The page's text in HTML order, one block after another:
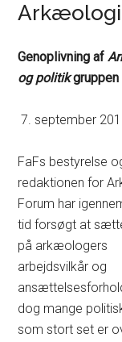
Genoplivning af
og politikgruppen
7. september
FaFs bestyrelse
redaktionen for
Forum har
tid forsøgt at
på arkæologers
arbejdsvilkår og
dog mange
som stort set er